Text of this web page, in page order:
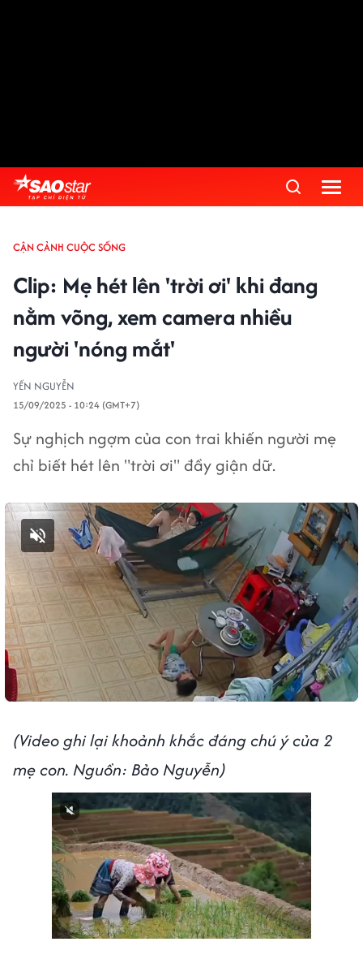
CẬN CẢNH CUỘC SỐNG
Clip: Mẹ hét lên 'trời ơi' khi đang
nằm võng, xem camera nhiều
người 'nóng mắt'
YẾN NGUYỄN
15/09/2025 - 10:24 (GMT+7)
Sự nghịch ngợm của con trai khiến người mẹ
chỉ biết hét lên "trời ơi" đầy giận dữ.
Bật tiếng
(Video ghi lại khoảnh khắc đáng chú ý của 2
mẹ con. Nguồn: Bảo Nguyễn)